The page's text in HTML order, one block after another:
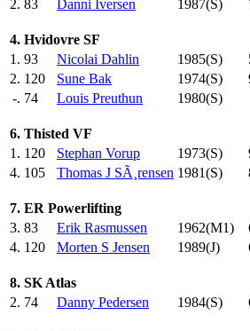
2. 83 Danni Iversen 1987(S)
4. Hvidovre SF
1. 93 Nicolai Dahlin 1985(S)
2. 120 Sune Bak 1974(S)
-. 74 Louis Preuthun 1980(S)
6. Thisted VF
1. 120 Stephan Vorup 1973(S)
4. 105 Thomas J SÃ¸rensen 1981(S)
7. ER Powerlifting
3. 83 Erik Rasmussen 1962(M1)
4. 120 Morten S Jensen 1989(J)
8. SK Atlas
2. 74 Danny Pedersen 1984(S)